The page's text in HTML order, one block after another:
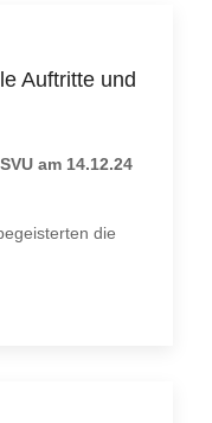
Auftritte und
am 14.12.24
die